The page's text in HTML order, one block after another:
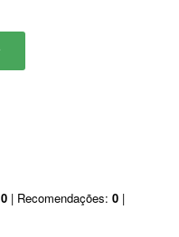
0 | Recomendações: 0 |